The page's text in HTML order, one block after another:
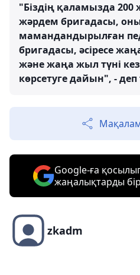
"Біздің қаламызда
жәрдем бригадасы,
мамандандырылған
бригадасы, әсіресе
және жаңа жыл түні
көрсетуге дайын", -
Google-ға
жаңалықтарды
zkadm